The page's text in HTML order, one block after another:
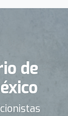
de